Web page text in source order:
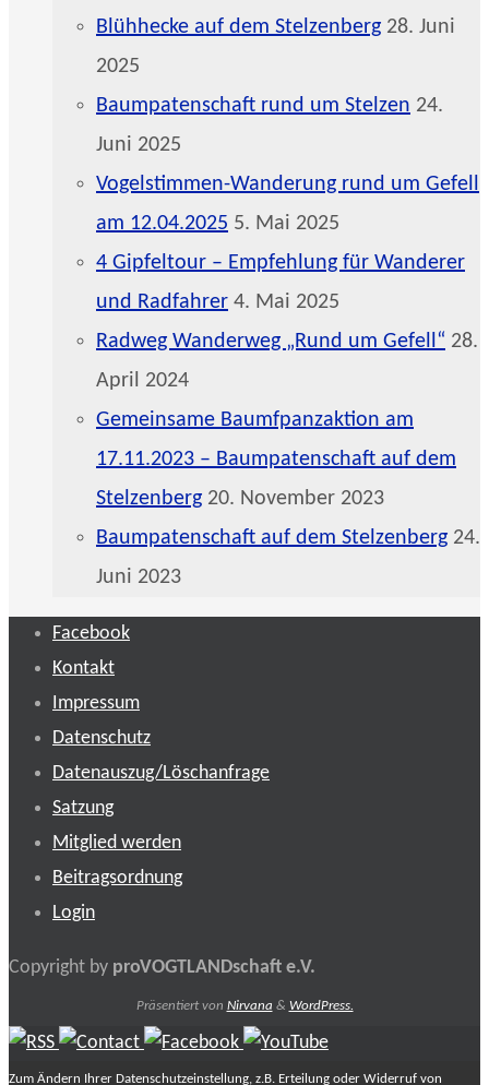
Blühhecke auf dem Stelzenberg 28. Juni
2025
Baumpatenschaft rund um Stelzen 24.
Juni 2025
Vogelstimmen-Wanderung rund um Gefell
am 12.04.2025 5. Mai 2025
4 Gipfeltour – Empfehlung für Wanderer
und Radfahrer 4. Mai 2025
Radweg Wanderweg „Rund um Gefell“ 28.
April 2024
Gemeinsame Baumfpanzaktion am
17.11.2023 – Baumpatenschaft auf dem
Stelzenberg 20. November 2023
Baumpatenschaft auf dem Stelzenberg 24.
Juni 2023
Facebook
Kontakt
Impressum
Datenschutz
Datenauszug/Löschanfrage
Satzung
Mitglied werden
Beitragsordnung
Login
Copyright by proVOGTLANDschaft e.V.
Präsentiert von Nirvana & WordPress.
Zum Ändern Ihrer Datenschutzeinstellung, z.B. Erteilung oder Widerruf von